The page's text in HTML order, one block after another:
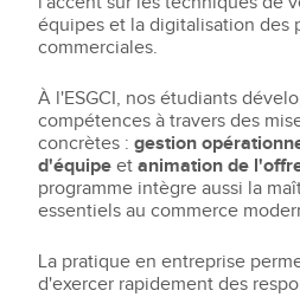
équipes et la digitalisation des
commerciales.
À l'ESGCI, nos étudiants
compétences à travers des
concrètes :gestion
d'équipe etanimation de
programme intègre aussi la
essentiels au commerce
La pratique en entreprise
d'exercer rapidement des